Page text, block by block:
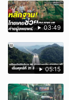
03:49
05:15